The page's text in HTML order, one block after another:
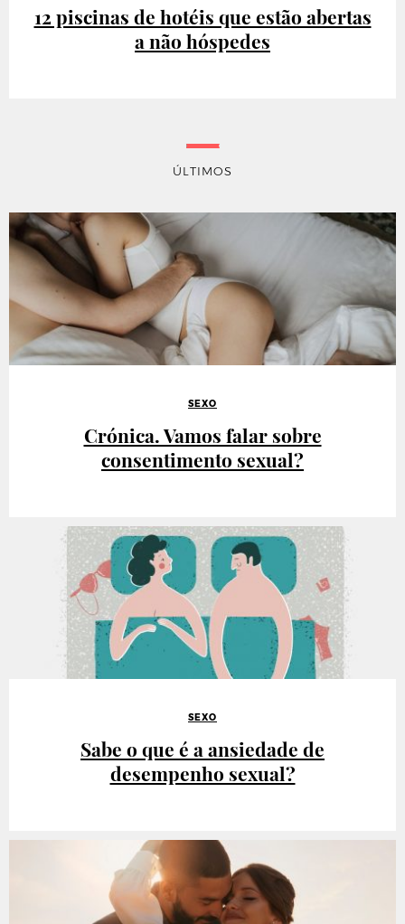
12 piscinas de hotéis que estão abertas
a não hóspedes
ÚLTIMOS
SEXO
Crónica. Vamos falar sobre
consentimento sexual?
SEXO
Sabe o que é a ansiedade de
desempenho sexual?